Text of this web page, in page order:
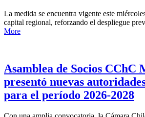
La medida se encuentra vigente este
capital regional, reforzando el despliegue
More
Asamblea de Socios CChC
presentó nuevas
para el período 2026-2028